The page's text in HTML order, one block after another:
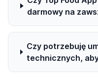
darmowy na
Czy potrzebuję
technicznych,